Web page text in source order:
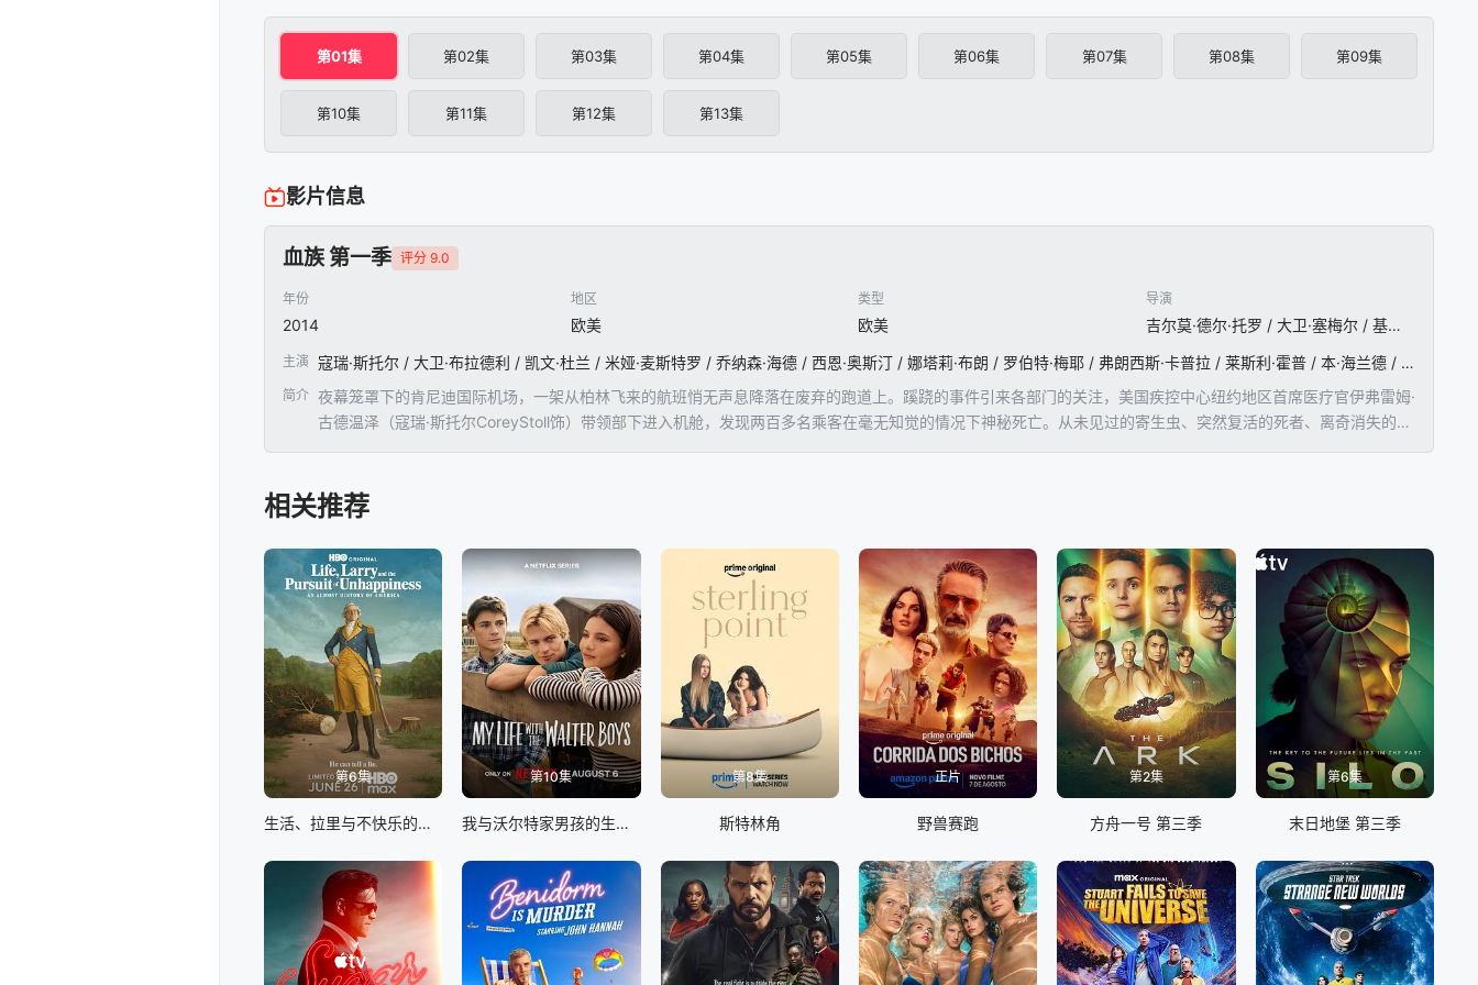
第01集 第02集 第03集 第04集 第05集 第06集 第07集 第08集 第09集
第10集 第11集 第12集 第13集
影片信息
血族 第一季 评分 9.0
年份
2014
地区
欧美
类型
欧美
导演
吉尔莫·德尔·托罗 / 大卫·塞梅尔 / 基斯·戈登 / 彼得·威勒 / 盖·费尔兰德 / 德兰·萨拉菲安 / 菲尔·亚伯拉罕 / 夏洛特·西林 / 约翰·达尔
主演 寇瑞·斯托尔 / 大卫·布拉德利 / 凯文·杜兰 / 米娅·麦斯特罗 / 乔纳森·海德 / 西恩·奥斯汀 / 娜塔莉·布朗 / 罗伯特·梅耶 / 弗朗西斯·卡普拉 / 莱斯利·霍普 / 本·海兰德 / 米格尔·戈麦斯 / 杰克·凯西 / 露塔·格德米纳斯
简介 夜幕笼罩下的肯尼迪国际机场，一架从柏林飞来的航班悄无声息降落在废弃的跑道上。蹊跷的事件引来各部门的关注，美国疾控中心纽约地区首席医疗官伊弗雷姆·
古德温泽（寇瑞·斯托尔CoreyStoll饰）带领部下进入机舱，发现两百多名乘客在毫无知觉的情况下神秘死亡。从未见过的寄生虫、突然复活的死者、离奇消失的巨
相关推荐
第6集
生活、拉里与不快乐的追求：一部美国史
第10集
我与沃尔特家男孩的生活 第三季
第8集
斯特林角
正片
野兽赛跑
第2集
方舟一号 第三季
第6集
末日地堡 第三季